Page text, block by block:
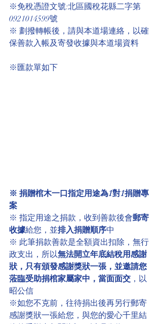
※免稅憑證文號:北區國稅花縣二字第
0921014599號
※ 劃撥轉帳後，請與本道場連絡，以確
保善款入帳及寄發收據與本道場資料
※匯款單如下
※ 捐贈棺木一口指定用途為1對1捐贈專
案
※ 指定用途之捐款，收到善款後會郵寄
收據給您，並排入捐贈順序中
※ 此筆捐款善款是全額資出扣除，無行
政支出，所以無法開立年底結稅用感謝
狀，只有頒發感謝獎狀一張，並邀請您
蒞臨受助捐棺家屬家中，當面面交 ，以
昭公信
※如您不克前，往待捐出後再另行郵寄
感謝獎狀一張給您，與您的愛心千里結